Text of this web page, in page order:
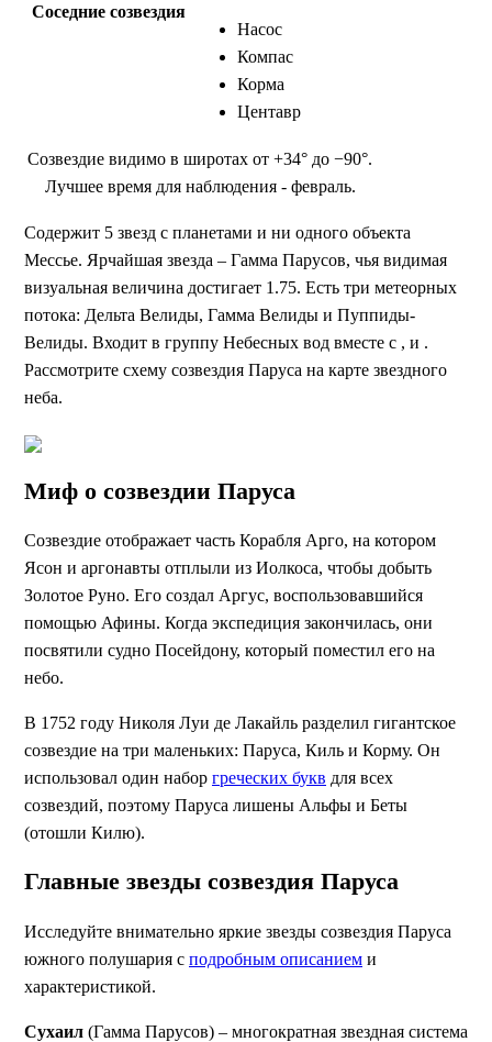
Соседние созвездия
Насос
Компас
Корма
Центавр
Созвездие видимо в широтах от +34° до −90°.
Лучшее время для наблюдения - февраль.
Содержит 5 звезд с планетами и ни одного объекта
Мессье. Ярчайшая звезда – Гамма Парусов, чья видимая
визуальная величина достигает 1.75. Есть три метеорных
потока: Дельта Велиды, Гамма Велиды и Пуппиды-
Велиды. Входит в группу Небесных вод вместе с , и .
Рассмотрите схему созвездия Паруса на карте звездного
неба.
Миф о созвездии Паруса
Созвездие отображает часть Корабля Арго, на котором
Ясон и аргонавты отплыли из Иолкоса, чтобы добыть
Золотое Руно. Его создал Аргус, воспользовавшийся
помощью Афины. Когда экспедиция закончилась, они
посвятили судно Посейдону, который поместил его на
небо.
В 1752 году Николя Луи де Лакайль разделил гигантское
созвездие на три маленьких: Паруса, Киль и Корму. Он
использовал один набор греческих букв для всех
созвездий, поэтому Паруса лишены Альфы и Беты
(отошли Килю).
Главные звезды созвездия Паруса
Исследуйте внимательно яркие звезды созвездия Паруса
южного полушария с подробным описанием и
характеристикой.
Сухаил (Гамма Парусов) – многократная звездная система